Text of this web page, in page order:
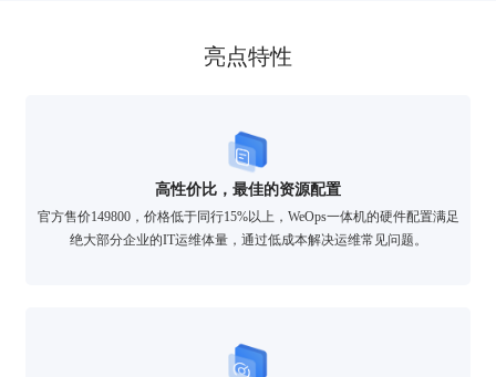
亮点特性
高性价比，最佳的资源配置
官方售价149800，价格低于同行15%以上，WeOps一体机的硬件配置满足
绝大部分企业的IT运维体量，通过低成本解决运维常见问题。